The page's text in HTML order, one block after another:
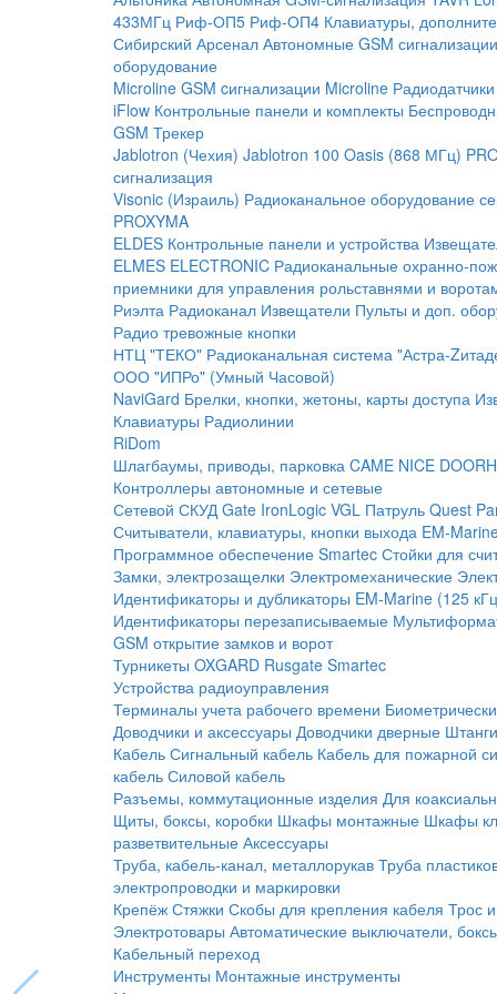
433МГц Риф-ОП5 Риф-ОП4 Клавиатуры,
Сибирский Арсенал Автономные GSM сигнализации
оборудование
Microline GSM cигнализации Microline
iFlow Контрольные панели и комплекты
GSM Трекер
Jablotron (Чехия) Jablotron 100 Oasis (868 МГц)
сигнализация
Visonic (Израиль) Радиоканальное оборудование
PROXYMA
ELDES Контрольные панели и устройства
ELMES ELECTRONIC Радиоканальные охранно-
приемники для управления рольставнями и
Риэлта Радиоканал Извещатели Пульты и доп.
Радио тревожные кнопки
НТЦ "ТЕКО" Радиоканальная система "Астра-
ООО "ИПРо" (Умный Часовой)
NaviGard Брелки, кнопки, жетоны, карты доступа
Клавиатуры Радиолинии
RiDom
Шлагбаумы, приводы, парковка CAME NICE
Контроллеры автономные и сетевые
Сетевой СКУД Gate IronLogic VGL Патруль Quest
Считыватели, клавиатуры, кнопки выхода EM-
Программное обеспечение Smartec Стойки для
Замки, электрозащелки Электромеханические
Идентификаторы и дубликаторы EM-Marine (125
Идентификаторы перезаписываемые
GSM открытие замков и ворот
Турникеты OXGARD Rusgate Smartec
Устройства радиоуправления
Терминалы учета рабочего времени
Доводчики и аксессуары Доводчики дверные
Кабель Сигнальный кабель Кабель для пожарной
кабель Силовой кабель
Разъемы, коммутационные изделия Для
Щиты, боксы, коробки Шкафы монтажные Шкафы
разветвительные Аксессуары
Труба, кабель-канал, металлорукав Труба
электропроводки и маркировки
Крепёж Стяжки Скобы для крепления кабеля Трос
Электротовары Автоматические выключатели,
Кабельный переход
Инструменты Монтажные инструменты